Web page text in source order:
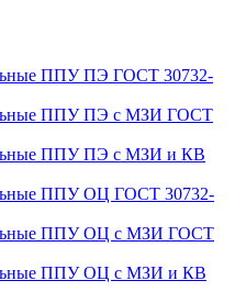
ППУ ПЭ ГОСТ 30732-
ППУ ПЭ с МЗИ ГОСТ
ППУ ПЭ с МЗИ и КВ
ППУ ОЦ ГОСТ 30732-
ППУ ОЦ с МЗИ ГОСТ
ППУ ОЦ с МЗИ и КВ